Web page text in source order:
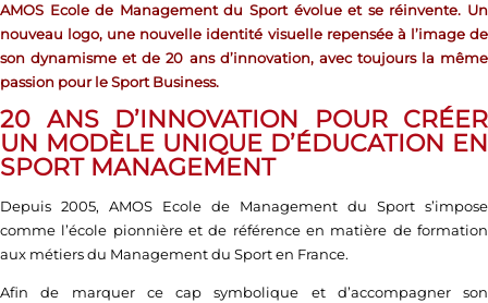
AMOS Ecole de Management du Sport évolue et se réinvente. Un
nouveau logo, une nouvelle identité visuelle repensée à l’image de
son dynamisme et de 20 ans d’innovation, avec toujours la même
passion pour le Sport Business.
20 ANS D’INNOVATION POUR CRÉER
UN MODÈLE UNIQUE D’ÉDUCATION EN
SPORT MANAGEMENT
Depuis 2005, AMOS Ecole de Management du Sport s’impose
comme l’école pionnière et de référence en matière de formation
aux métiers du Management du Sport en France.
Afin de marquer ce cap symbolique et d’accompagner son